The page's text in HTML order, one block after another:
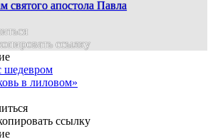
святого апостола Павла
шедевром
в лиловом»